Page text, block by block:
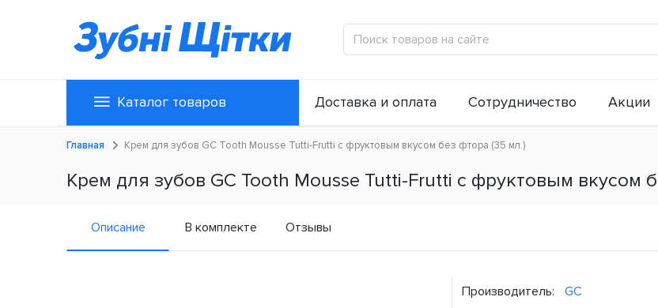
Каталог товаров Доставка и оплата Сотрудничество Акции
Главная Крем для зубов GC Tooth Mousse Tutti-Frutti с фруктовым вкусом без фтора (35 мл.)
Крем для зубов GC Tooth Mousse Tutti-Frutti с фруктовым вкусом
Описание В комплекте Отзывы
Производитель:
GC